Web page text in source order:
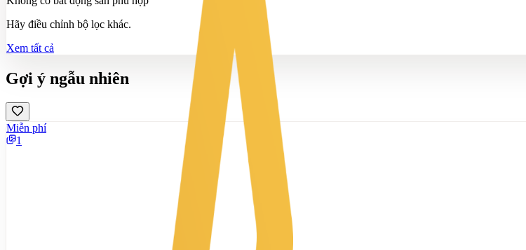
Hãy điều chỉnh bộ lọc khác.
Xem tất cả
Gợi ý ngẫu nhiên
Miễn phí
1